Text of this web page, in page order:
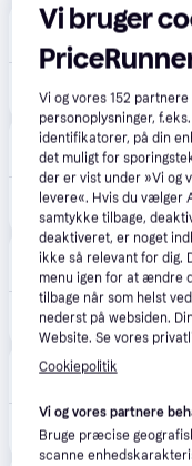
Merlin 4.7
Fri fragt
happii.dk
33 kr. fragt,
MKnorth
65 kr. fragt,
ALKO Gudenaa
Bilka
Gudenaa GU 400 -
Vi bruger
Vi og vores152 partnere
personoplysninger,
identifikatorer, på din
det muligt for
der er vist under »Vi og
levere«. Hvis du
samtykke tilbage,
deaktiveret, er noget
ikke så relevant for dig.
menu igen for at ændre
tilbage når som helst
nederst på websiden.
Website. Se vores
Cookiepolitik
Vi og vores partnere
Bruge præcise
scanne